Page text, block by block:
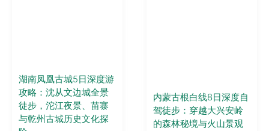
湖南凤凰古城5日深度游
攻略：沈从文边城全景
徒步，沱江夜景、苗寨
与乾州古城历史文化探
内蒙古根白线8日深度自
驾徒步：穿越大兴安岭
的森林秘境与火山景观